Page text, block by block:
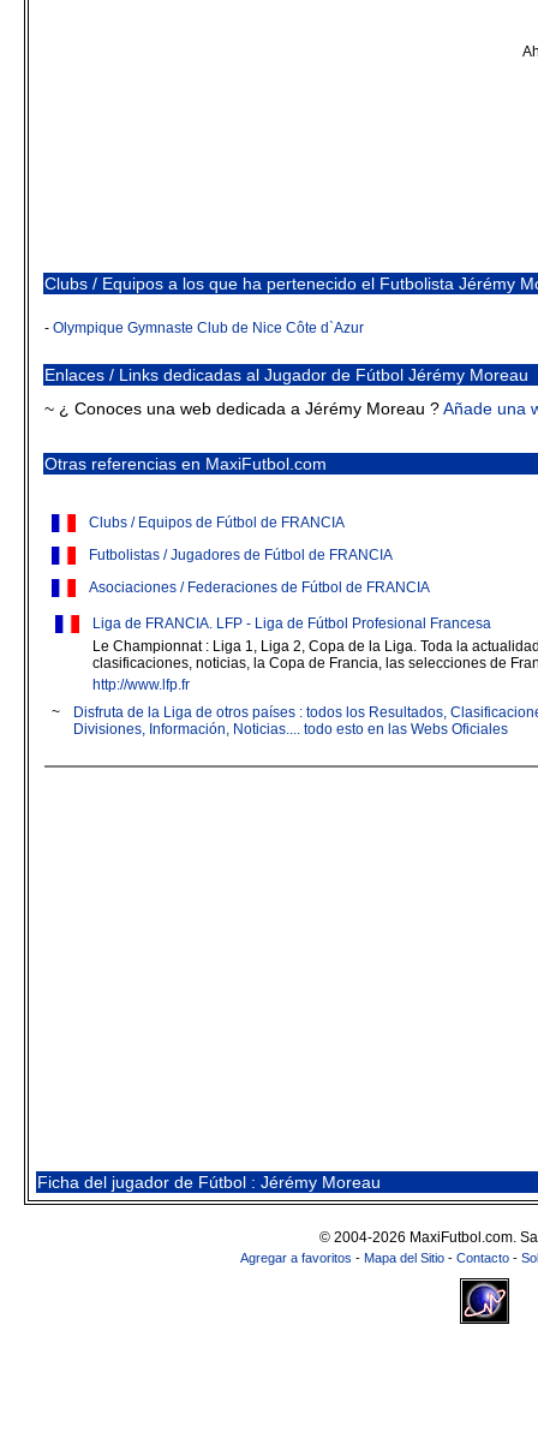
Clubs / Equipos a los que ha pertenecido el Futbolista Jérémy
- Olympique Gymnaste Club de Nice Côte d`Azur
Enlaces / Links dedicadas al Jugador de Fútbol Jérémy Moreau
~ ¿ Conoces una web dedicada a Jérémy Moreau ?Añade una
Otras referencias en MaxiFutbol.com
Clubs / Equipos de Fútbol de FRANCIA
Futbolistas / Jugadores de Fútbol de FRANCIA
Asociaciones / Federaciones de Fútbol de FRANCIA
Liga de FRANCIA. LFP - Liga de Fútbol Profesional Francesa
Le Championnat : Liga 1, Liga 2, Copa de la Liga. Toda la
clasificaciones, noticias, la Copa de Francia, las selecciones de
http://www.lfp.fr
~
Disfruta de la Liga de otros países : todos los Resultados,
Divisiones, Información, Noticias.... todo esto en las Webs Oficiales
Ficha del jugador de Fútbol : Jérémy Moreau
© 2004-2026 MaxiFutbol.com.
Agregar a favoritos - Mapa del Sitio - Contacto -